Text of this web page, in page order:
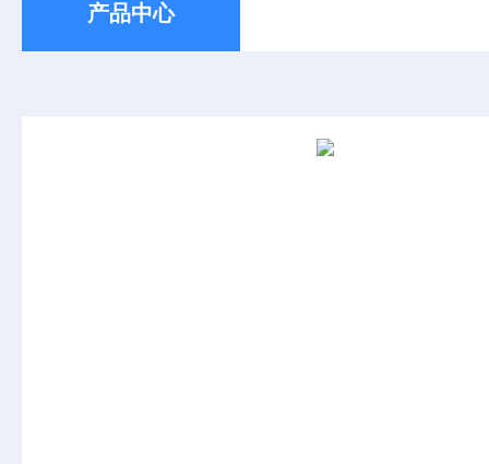
产品中心